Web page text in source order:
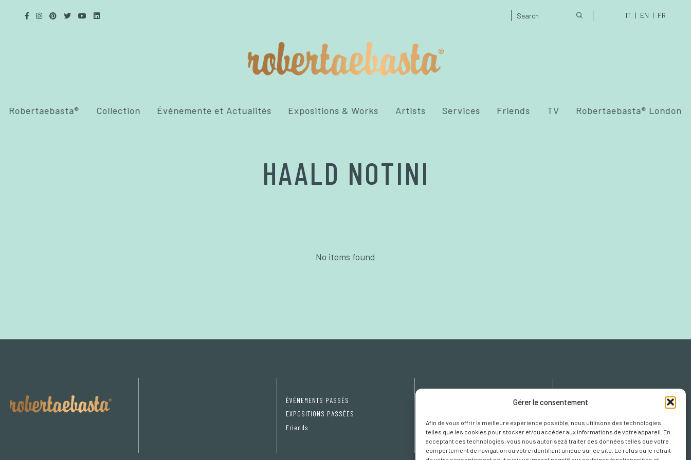
Gérer le consentement
Afin de vous offrir la meilleure expérience possible, nous utilisons des technologies
telles que les cookies pour stocker et/ou accéder aux informations de votre appareil. En
acceptant ces technologies, vous nous autorisez à traiter des données telles que votre
comportement de navigation ou votre identifiant unique sur ce site. Le refus ou le retrait
IT EN FR
Robertaebasta® Collection Événemente et Actualités Expositions & Works Artists Services Friends TV Robertaebasta® London
HAALD NOTINI
No items found
ÉVÉNEMENTS PASSÉS
EXPOSITIONS PASSÉES
Friends
Préférences Cookies